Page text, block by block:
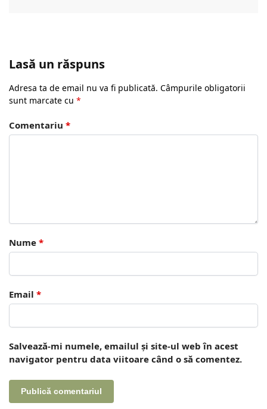
Lasă un răspuns
Adresa ta de email nu va fi publicată. Câmpurile obligatorii
sunt marcate cu *
Comentariu *
Nume *
Email *
Salvează-mi numele, emailul și site-ul web în acest
navigator pentru data viitoare când o să comentez.